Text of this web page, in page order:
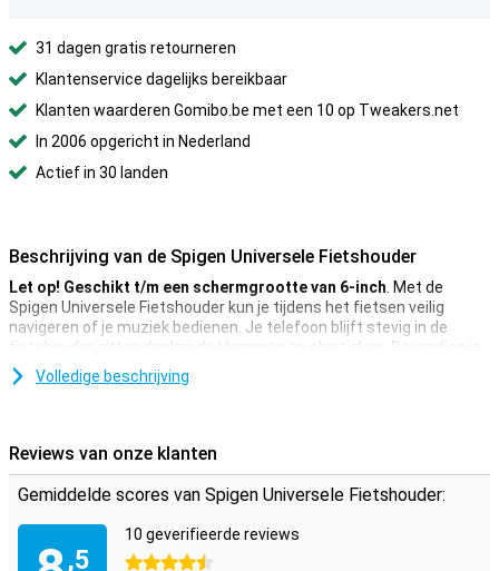
31 dagen gratis retourneren
Klantenservice dagelijks bereikbaar
Klanten waarderen Gomibo.be met een 10 op Tweakers.net
In 2006 opgericht in Nederland
Actief in 30 landen
Beschrijving van de Spigen Universele Fietshouder
Let op! Geschikt t/m een schermgrootte van 6-inch . Met de
Spigen Universele Fietshouder kun je tijdens het fietsen veilig
navigeren of je muziek bedienen. Je telefoon blijft stevig in de
fietshouder zitten dankzij de klemmen en elastieken. Bovendien is
de houder 360 graden draaibaar. Deze Spigen Velo Bikeholder
Universal is geschikt voor telefoons tot 6-inch groot.
Volledige beschrijving
Reviews van onze klanten
Gemiddelde scores van Spigen Universele Fietshouder:
,5
10 geverifieerde reviews
4.5 sterren